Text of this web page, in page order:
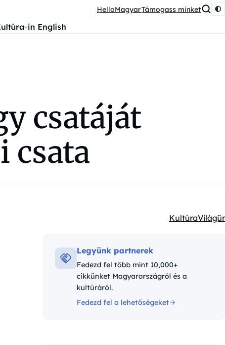
HelloMagyarTámogass minket
in English
csatáját
csata
Kategóriák:
KultúraVilágűr
Legyünk partnerek
Fedezd fel több mint 10,000+
cikkünket Magyarországról és a
kultúráról.
Fedezd fel a lehetőségeket